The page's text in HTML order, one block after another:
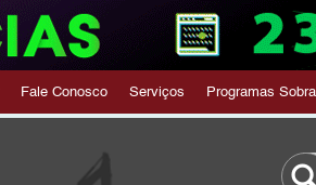
Fale Conosco Serviços Programas